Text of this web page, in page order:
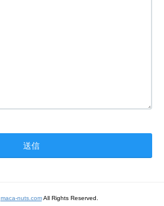
maca-nuts.comAll Rights Reserved.